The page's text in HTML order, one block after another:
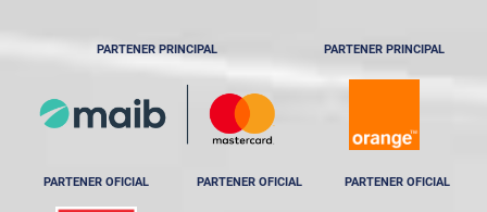
PARTENER PRINCIPAL PARTENER PRINCIPAL
PARTENER OFICIAL PARTENER OFICIAL PARTENER OFICIAL